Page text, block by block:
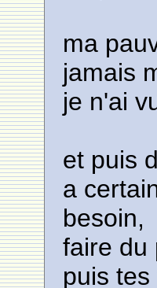
ma
jamais
je n'ai
et puis
a
besoin,
faire du
puis